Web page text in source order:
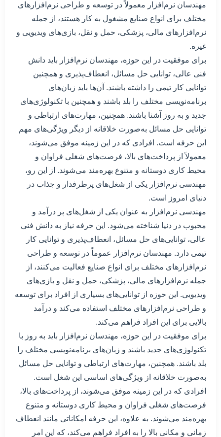
مهندسان نرم‌افزار معمولاً در توسعه و طراحی نرم‌افزارهای
مختلف برای انواع صنایع مشغول به کار هستند، از جمله
نرم‌افزارهای مالی، پزشکی، حمل و نقل، بازی‌های ویدیویی و
غیره.
برای موفقیت در این حوزه، مهندسان نرم‌افزار باید دانش
فنی عالی، توانایی حل مسائل، انعطاف‌پذیری و همچنین
توانایی کار تیمی را داشته باشند. آن‌ها باید زبان‌های
برنامه‌نویسی مختلف را بلد باشند و همچنین با تکنولوژی‌های
جدید و به روز آشنا باشند. همچنین، مهارت‌های ارتباطی و
توانایی حل مسائل به‌صورت خلاقانه از دیگر ویژگی‌های مهم
این حرفه است. افرادی که در این زمینه موفق می‌شوند،
معمولاً از پرداخت‌های بالا، فرصت‌های شغلی فراوان و
محیط کاری دوستانه و متنوع بهره‌مند می‌شوند. از این رو،
مهندسی نرم‌افزار یکی از شغل‌های پرطرفدار و جذاب در
دنیای امروز است.
مهندسی نرم‌افزار به عنوان یکی از شغل‌های پر درآمد و
محبوب در دنیا شناخته می‌شود. این حرفه نیاز به دانش فنی
عالی، توانایی‌های حل مسائل، انعطاف‌پذیری و توانایی کار
تیمی دارد. مهندسان نرم‌افزار عموماً در توسعه و طراحی
نرم‌افزارهای مختلف برای انواع صنایع فعالیت می‌کنند، از
جمله نرم‌افزارهای مالی، پزشکی، حمل و نقل و بازی‌های
ویدیویی. این حوزه از توانایی‌های بسیاری از افراد برای توسعه
و طراحی نرم‌افزارهای مختلف استفاده می‌کند و درآمد
بالایی برای این افراد فراهم می‌کند.
برای موفقیت در این حوزه، مهندسان نرم‌افزار باید به روز با
تکنولوژی‌های جدید باشند و زبان‌های برنامه‌نویسی مختلف را
بلد باشند. همچنین، مهارت‌های ارتباطی و توانایی حل مسائل
به‌صورت خلاقانه از ویژگی‌های اساسی این شغل است.
افرادی که در این زمینه موفق می‌شوند، از پرداخت‌های بالا،
فرصت‌های شغلی فراوان و محیط کاری دوستانه و متنوع
بهره‌مند می‌شوند. به علاوه، این حرفه امکاناتی مانند انعطاف
زمانی و مکانی بالا را به افراد فراهم می‌کند، که این امر